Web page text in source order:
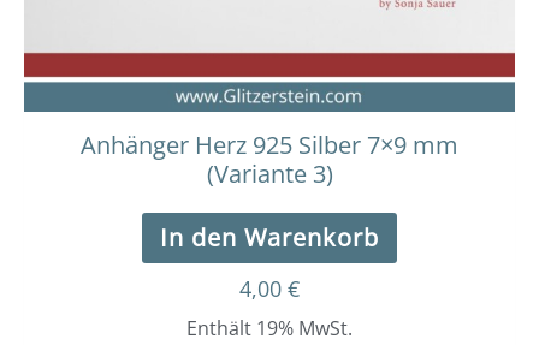
Anhänger Herz 925 Silber 7×9 mm
(Variante 3)
In den Warenkorb
4,00 €
Enthält 19% MwSt.